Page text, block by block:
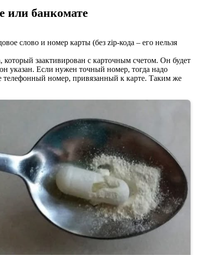
или банкомате
слово и номер карты (без zip-кода – его нельзя
заактивирован с карточным счетом. Он будет
указан. Если нужен точный номер, тогда надо
номер, привязанный к карте. Таким же